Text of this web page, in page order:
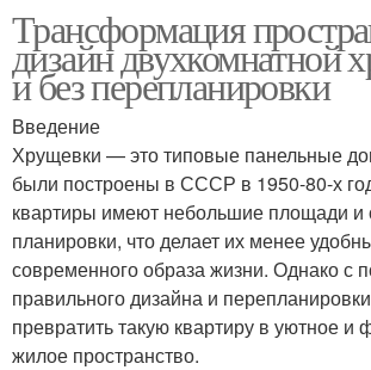
Трансформация
дизайн двухкомнатной
и без перепланировки
Введение
Хрущевки — это типовые панельные
были построены в СССР в 1950-80-х
квартиры имеют небольшие площади и
планировки, что делает их менее
современного образа жизни. Однако с
правильного дизайна и
превратить такую квартиру в уютное и
жилое пространство.